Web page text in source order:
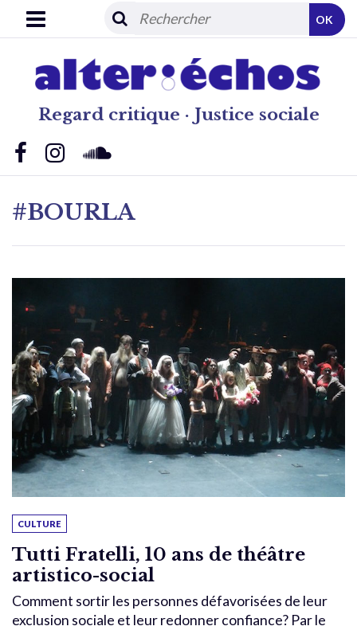
Regard critique · Justice sociale
OK
#BOURLA
CULTURE
Tutti Fratelli, 10 ans de théâtre
artistico-social
Comment sortir les personnes défavorisées de leur
exclusion sociale et leur redonner confiance? Par le